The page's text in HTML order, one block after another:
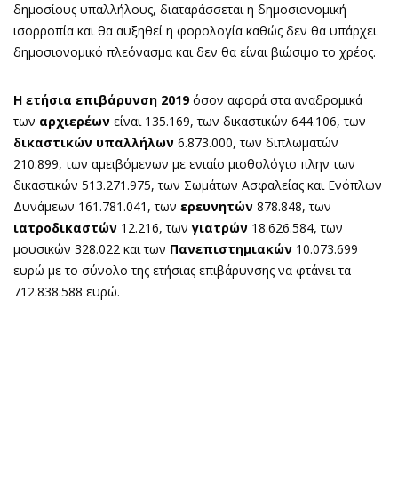
δημοσίους υπαλλήλους, διαταράσσεται η δημοσιονομική
ισορροπία και θα αυξηθεί η φορολογία καθώς δεν θα υπάρχει
δημοσιονομικό πλεόνασμα και δεν θα είναι βιώσιμο το χρέος.
Η ετήσια επιβάρυνση 2019όσον αφορά στα αναδρομικά
των αρχιερέων είναι 135.169, των δικαστικών 644.106, των
δικαστικών υπαλλήλων 6.873.000, των διπλωματών
210.899, των αμειβόμενων με ενιαίο μισθολόγιο πλην των
δικαστικών 513.271.975, των Σωμάτων Ασφαλείας και Ενόπλων
Δυνάμεων 161.781.041, των ερευνητών 878.848, των
ιατροδικαστών 12.216, των γιατρών 18.626.584, των
μουσικών 328.022 και των Πανεπιστημιακών 10.073.699
ευρώ με το σύνολο της ετήσιας επιβάρυνσης να φτάνει τα
712.838.588 ευρώ.